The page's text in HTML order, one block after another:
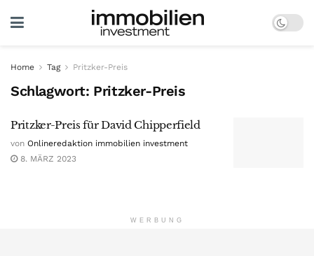
Home Tag Pritzker-Preis
Schlagwort: Pritzker-Preis
Pritzker-Preis für David Chipperfield
von Onlineredaktion immobilien investment
8. MÄRZ 2023
WERBUNG